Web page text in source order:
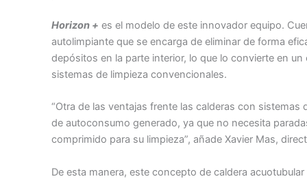
Horizon + es el modelo de este innovador equipo.
autolimpiante que se encarga de eliminar de forma
depósitos en la parte interior, lo que lo convierte en
sistemas de limpieza convencionales.
“Otra de las ventajas frente las calderas con
de autoconsumo generado, ya que no necesita
comprimido para su limpieza”, añade Xavier Mas,
De esta manera, este concepto de caldera